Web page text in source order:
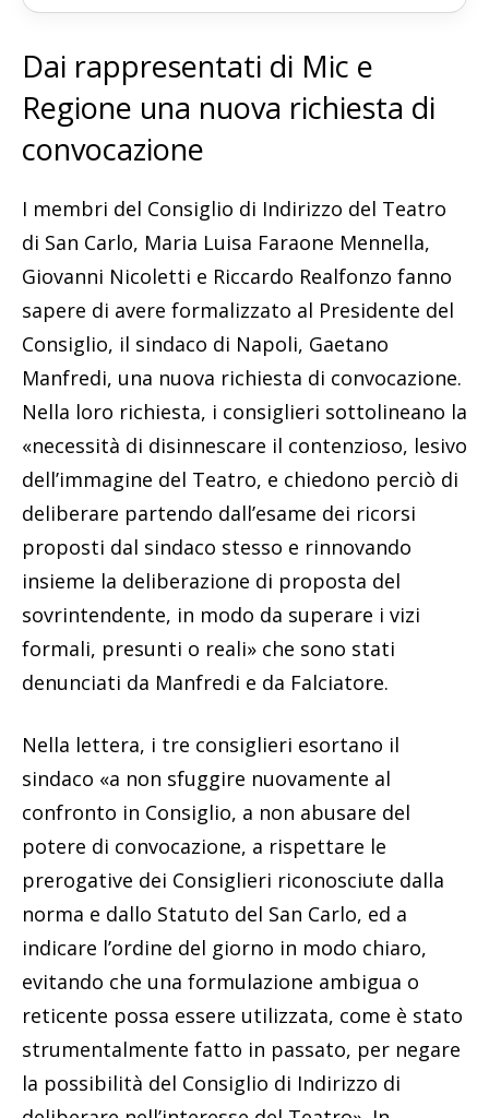
Dai rappresentati di Mic e
Regione una nuova richiesta di
convocazione
I membri del Consiglio di Indirizzo del Teatro
di San Carlo, Maria Luisa Faraone Mennella,
Giovanni Nicoletti e Riccardo Realfonzo fanno
sapere di avere formalizzato al Presidente del
Consiglio, il sindaco di Napoli, Gaetano
Manfredi, una nuova richiesta di convocazione.
Nella loro richiesta, i consiglieri sottolineano la
«necessità di disinnescare il contenzioso, lesivo
dell’immagine del Teatro, e chiedono perciò di
deliberare partendo dall’esame dei ricorsi
proposti dal sindaco stesso e rinnovando
insieme la deliberazione di proposta del
sovrintendente, in modo da superare i vizi
formali, presunti o reali» che sono stati
denunciati da Manfredi e da Falciatore.
Nella lettera, i tre consiglieri esortano il
sindaco «a non sfuggire nuovamente al
confronto in Consiglio, a non abusare del
potere di convocazione, a rispettare le
prerogative dei Consiglieri riconosciute dalla
norma e dallo Statuto del San Carlo, ed a
indicare l’ordine del giorno in modo chiaro,
evitando che una formulazione ambigua o
reticente possa essere utilizzata, come è stato
strumentalmente fatto in passato, per negare
la possibilità del Consiglio di Indirizzo di